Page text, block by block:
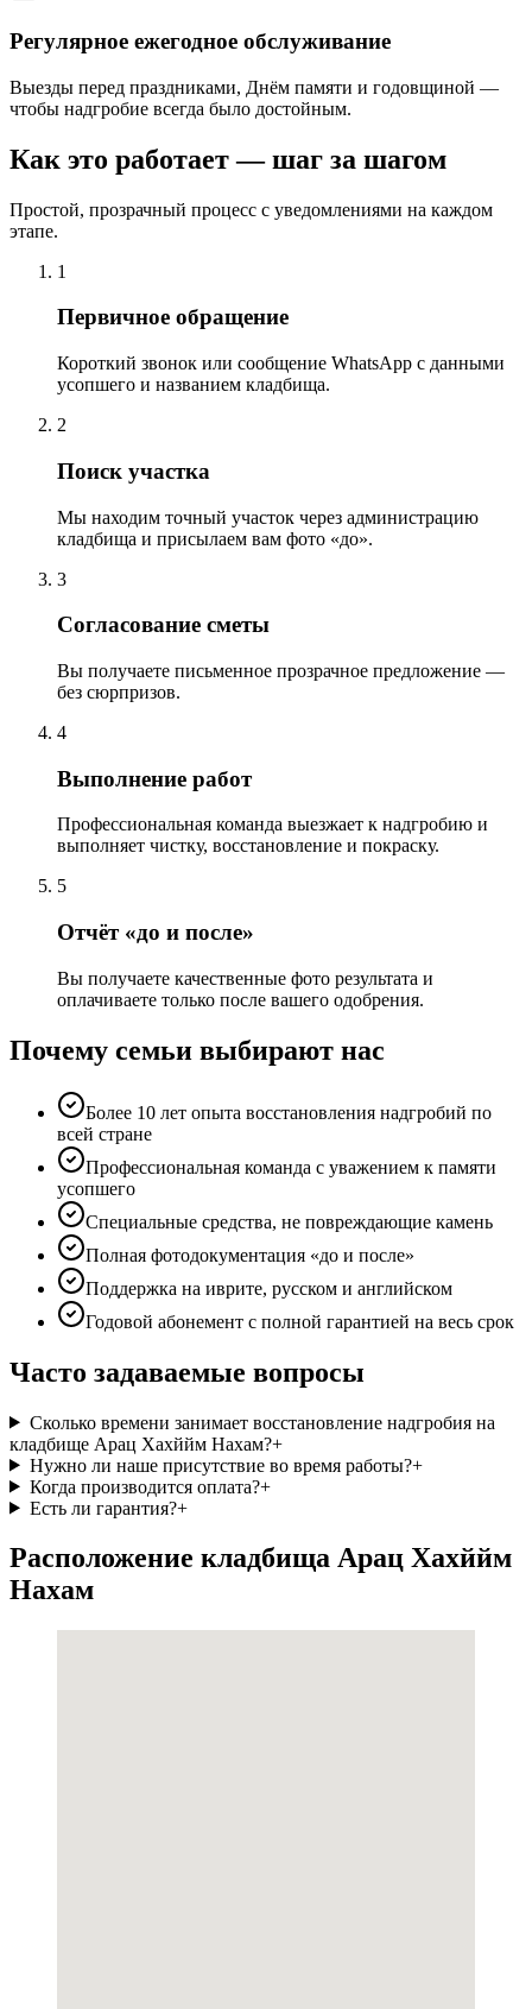
Регулярное ежегодное обслуживание
Выезды перед праздниками, Днём памяти и годовщиной —
чтобы надгробие всегда было достойным.
Как это работает — шаг за шагом
Простой, прозрачный процесс с уведомлениями на каждом
этапе.
1
Первичное обращение
Короткий звонок или сообщение WhatsApp с данными
усопшего и названием кладбища.
2
Поиск участка
Мы находим точный участок через администрацию
кладбища и присылаем вам фото «до».
3
Согласование сметы
Вы получаете письменное прозрачное предложение —
без сюрпризов.
4
Выполнение работ
Профессиональная команда выезжает к надгробию и
выполняет чистку, восстановление и покраску.
5
Отчёт «до и после»
Вы получаете качественные фото результата и
оплачиваете только после вашего одобрения.
Почему семьи выбирают нас
Более 10 лет опыта восстановления надгробий по
всей стране
Профессиональная команда с уважением к памяти
усопшего
Специальные средства, не повреждающие камень
Полная фотодокументация «до и после»
Поддержка на иврите, русском и английском
Годовой абонемент с полной гарантией на весь срок
Часто задаваемые вопросы
Сколько времени занимает восстановление надгробия на
кладбище Арац Хахййм Нахам?+
Нужно ли наше присутствие во время работы?+
Когда производится оплата?+
Есть ли гарантия?+
Расположение кладбища Арац Хахййм
Нахам